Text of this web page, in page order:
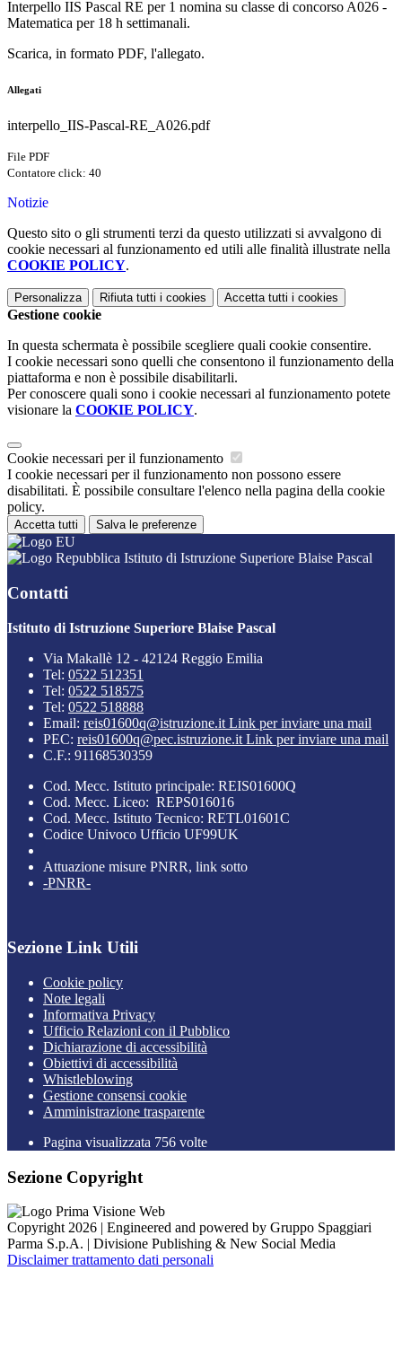
Interpello IIS Pascal RE per 1 nomina su classe di concorso A026 -
Matematica per 18 h settimanali.
Scarica, in formato PDF, l'allegato.
Allegati
interpello_IIS-Pascal-RE_A026.pdf
File PDF
Contatore click: 40
Notizie
Questo sito o gli strumenti terzi da questo utilizzati si avvalgono di
cookie necessari al funzionamento ed utili alle finalità illustrate nella
COOKIE POLICY.
Personalizza Rifiuta tutti i cookies Accetta tutti i cookies
Gestione cookie
In questa schermata è possibile scegliere quali cookie consentire.
I cookie necessari sono quelli che consentono il funzionamento della
piattaforma e non è possibile disabilitarli.
Per conoscere quali sono i cookie necessari al funzionamento potete
visionare la COOKIE POLICY.
Cookie necessari per il funzionamento
I cookie necessari per il funzionamento non possono essere
disabilitati. È possibile consultare l'elenco nella pagina della cookie
policy.
Accetta tutti Salva le preferenze
Istituto di Istruzione Superiore Blaise Pascal
Contatti
Istituto di Istruzione Superiore Blaise Pascal
Via Makallè 12 - 42124 Reggio Emilia
Tel: 0522 512351
Tel: 0522 518575
Tel: 0522 518888
Email: reis01600q@istruzione.it Link per inviare una mail
PEC: reis01600q@pec.istruzione.it Link per inviare una mail
C.F.: 91168530359
Cod. Mecc. Istituto principale: REIS01600Q
Cod. Mecc. Liceo: REPS016016
Cod. Mecc. Istituto Tecnico: RETL01601C
Codice Univoco Ufficio UF99UK
Attuazione misure PNRR, link sotto
-PNRR-
Sezione Link Utili
Cookie policy
Note legali
Informativa Privacy
Ufficio Relazioni con il Pubblico
Dichiarazione di accessibilità
Obiettivi di accessibilità
Whistleblowing
Gestione consensi cookie
Amministrazione trasparente
Pagina visualizzata 756 volte
Sezione Copyright
Copyright 2026 | Engineered and powered by Gruppo Spaggiari
Parma S.p.A. | Divisione Publishing & New Social Media
Disclaimer trattamento dati personali